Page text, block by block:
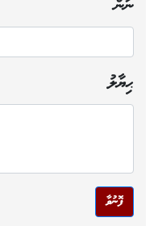
ނަން
ޙިޔާލު
ފޮނުވާ